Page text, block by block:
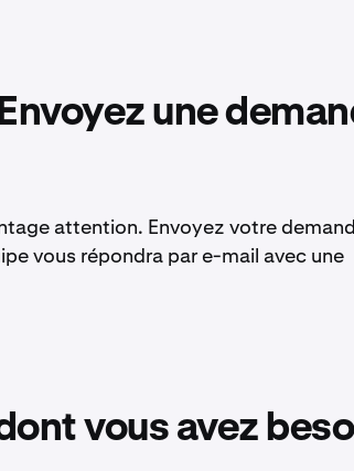
une
attention. Envoyez votre
vous répondra par e-mail avec une
vous avez